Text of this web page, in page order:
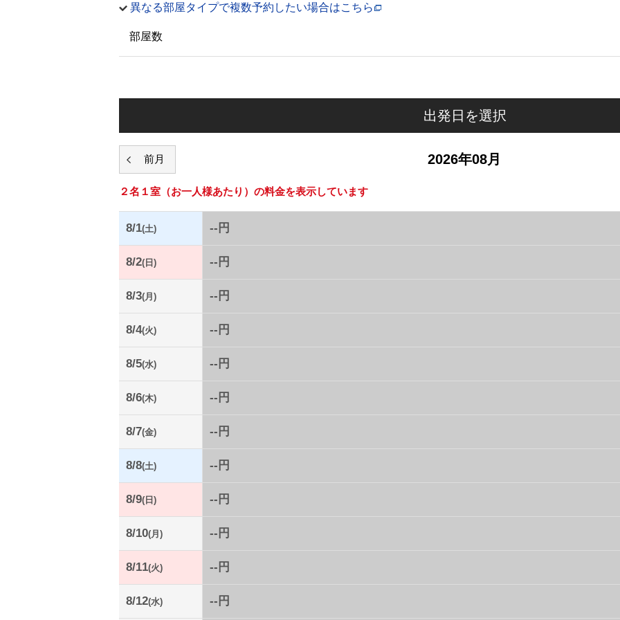
異なる部屋タイプで複数予約したい場合はこちら
部屋数
出発日を選択
2026年08月
２名１室 （お一人様あたり）の料金を表示しています
8/1(土) --円
8/2(日) --円
8/3(月) --円
8/4(火) --円
8/5(水) --円
8/6(木) --円
8/7(金) --円
8/8(土) --円
8/9(日) --円
8/10(月) --円
8/11(火) --円
8/12(水) --円